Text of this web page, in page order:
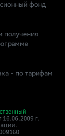
фонд
получения
- по тарифам
16.06.2009 г.